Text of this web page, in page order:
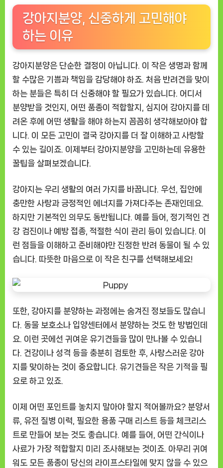
소
개
강아지분양, 신중하게 고민해야
하는 이유
강아지분양은 단순한 결정이 아닙니다. 이 작은 생명과 함께
할 수많은 기쁨과 책임을 감당해야 하죠. 처음 반려견을 맞이
하는 분들은 특히 더 신중해야 할 필요가 있습니다. 어디서
분양받을 것인지, 어떤 품종이 적합할지, 심지어 강아지를 데
려온 후에 어떤 생활을 해야 하는지 꼼꼼히 생각해보아야 합
니다. 이 모든 고민이 결국 강아지를 더 잘 이해하고 사랑할
수 있는 길이죠. 이제부터 강아지분양을 고민하는데 유용한
꿀팁을 살펴보겠습니다.
강아지는 우리 생활의 여러 가지를 바꿉니다. 우선, 집안에
충만한 사랑과 긍정적인 에너지를 가져다주는 존재인데요.
하지만 기본적인 의무도 동반됩니다. 예를 들어, 정기적인 건
강 검진이나 예방 접종, 적절한 식이 관리 등이 있습니다. 이
런 점들을 이해하고 준비해야만 진정한 반려 동물이 될 수 있
습니다. 따뜻한 마음으로 이 작은 친구를 선택해보세요!
또한, 강아지를 분양하는 과정에는 숨겨진 정보들도 많습니
다. 동물 보호소나 입양센터에서 분양하는 것도 한 방법인데
요. 이런 곳에선 귀여운 유기견들을 많이 만나볼 수 있습니
다. 건강이나 성격 등을 충분히 검토한 후, 사랑스러운 강아
지를 맞이하는 것이 중요합니다. 유기견들은 작은 기적을 필
요로 하고 있죠.
이제 어떤 포인트를 놓치지 말아야 할지 적어볼까요? 분양서
류, 유전 질병 이력, 필요한 용품 구매 리스트 등을 체크리스
트로 만들어 보는 것도 좋습니다. 예를 들어, 어떤 간식이나
사료가 가장 적합할지 미리 조사해보는 것이죠. 아무리 귀여
워도 모든 품종이 당신의 라이프스타일에 맞지 않을 수 있으